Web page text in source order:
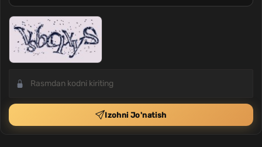
Izohni Jo'natish